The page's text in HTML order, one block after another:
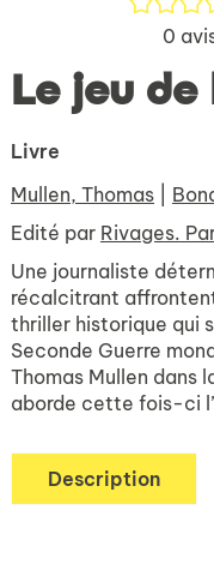
0
Le jeu
Livre
Mullen, Thomas
Edité par Rivages.
Une journaliste
récalcitrant
thriller historique qui
Seconde Guerre
Thomas Mullen dans
aborde cette fois-ci
Description